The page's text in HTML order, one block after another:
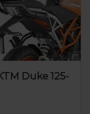
Duke 125-